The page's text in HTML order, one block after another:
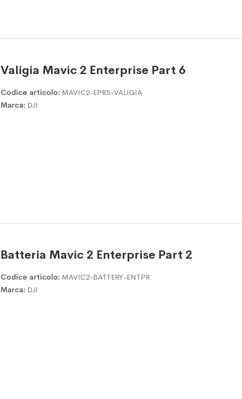
Valigia Mavic 2 Enterprise Part 6
Codice articolo: MAVIC2-EPRS-VALIGIA
Marca: DJI
Batteria Mavic 2 Enterprise Part 2
Codice articolo: MAVIC2-BATTERY-ENTPR
Marca: DJI